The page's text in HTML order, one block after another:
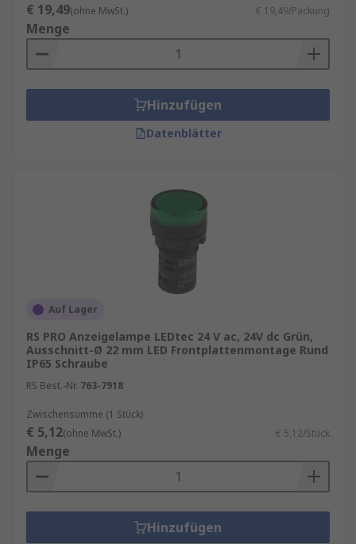
€ 19,49(ohne MwSt.) € 19,49/Packung
Menge
Hinzufügen
Datenblätter
Auf Lager
RS PRO Anzeigelampe LEDtec 24 V ac, 24V dc Grün,
Ausschnitt-Ø 22 mm LED Frontplattenmontage Rund
IP65 Schraube
RS Best.-Nr. 763-7918
Zwischensumme (1 Stück)
€ 5,12(ohne MwSt.) € 5,12/Stück
Menge
Hinzufügen